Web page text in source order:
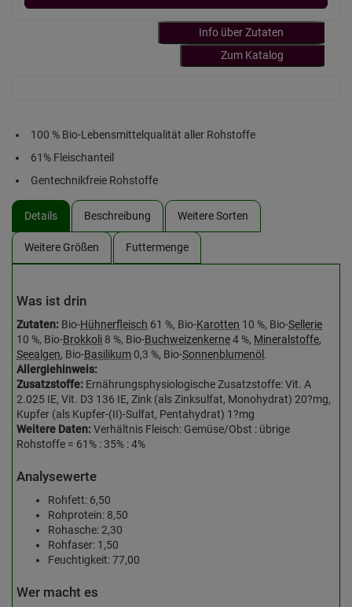
Info über Zutaten
Zum Katalog
100 % Bio-Lebensmittelqualität aller Rohstoffe
61% Fleischanteil
Gentechnikfreie Rohstoffe
Details Beschreibung Weitere Sorten
Weitere Größen Futtermenge
Was ist drin
Zutaten: Bio-Hühnerfleisch 61 %, Bio-Karotten 10 %, Bio-Sellerie
10 %, Bio-Brokkoli 8 %, Bio-Buchweizenkerne4 %, Mineralstoffe,
Seealgen, Bio-Basilikum 0,3 %, Bio-Sonnenblumenöl .
Allergiehinweis:
Zusatzstoffe: Ernährungsphysiologische Zusatzstoffe: Vit. A
2.025 IE, Vit. D3 136 IE, Zink (als Zinksulfat, Monohydrat) 20?mg,
Kupfer (als Kupfer-(II)-Sulfat, Pentahydrat) 1?mg
Weitere Daten:Verhältnis Fleisch: Gemüse/Obst : übrige
Rohstoffe = 61% : 35% : 4%
Analysewerte
Rohfett: 6,50
Rohprotein: 8,50
Rohasche: 2,30
Rohfaser: 1,50
Feuchtigkeit: 77,00
Wer macht es